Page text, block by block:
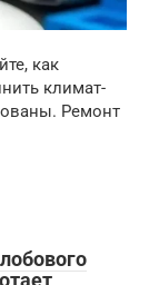
как
климат-
Ремонт